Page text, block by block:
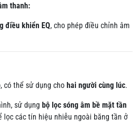
thanh:
điều khiển EQ, cho phép điều chỉnh âm
, có thể sử dụng cho hai người cùng lúc.
sử dụng bộ lọc sóng âm bề mặt tần
lọc các tín hiệu nhiễu ngoài băng tần ở